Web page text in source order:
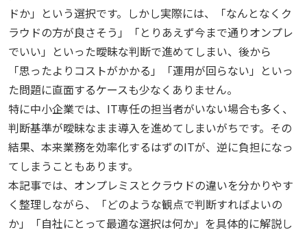
ドか」という選択です。しかし実際には、「なんとなくク
ラウドの方が良さそう」「とりあえず今まで通りオンプレ
でいい」といった曖昧な判断で進めてしまい、後から
「思ったよりコストがかかる」「運用が回らない」といっ
た問題に直面するケースも少なくありません。
特に中小企業では、IT専任の担当者がいない場合も多く、
判断基準が曖昧なまま導入を進めてしまいがちです。その
結果、本来業務を効率化するはずのITが、逆に負担になっ
てしまうこともあります。
本記事では、オンプレミスとクラウドの違いを分かりやす
く整理しながら、「どのような観点で判断すればよいの
か」「自社にとって最適な選択は何か」を具体的に解説し